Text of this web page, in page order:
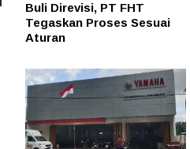
Buli Direvisi, PT FHT
Tegaskan Proses Sesuai
Aturan